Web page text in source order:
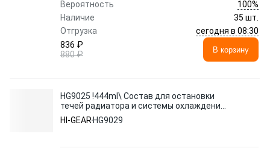
Вероятность
100%
Наличие
35 шт.
Отгрузка
сегодня в 08:30
836 ₽
880 ₽
В корзину
HG9025 !444ml\ Состав для остановки
течей радиатора и системы охлаждения
(комерч. транспорт)
HI-GEAR HG9029